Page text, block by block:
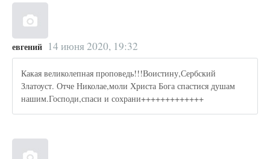
евгений 14 июня 2020, 19:32
Какая великолепная проповедь!!!Воистину,Сербский
Златоуст. Отче Николае,моли Христа Бога спастися душам
нашим.Господи,спаси и сохрани+++++++++++++